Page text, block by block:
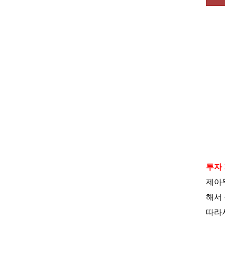
투자
제아
해서
따라